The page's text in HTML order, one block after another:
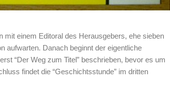
mit einem Editoral des Herausgebers, ehe sieben
aufwarten. Danach beginnt der eigentliche
“Der Weg zum Titel” beschrieben, bevor es um
findet die “Geschichtsstunde” im dritten